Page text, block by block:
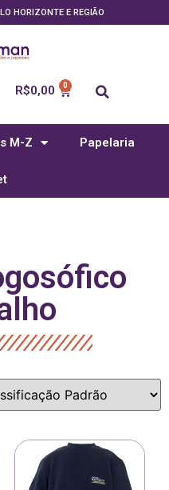
HORIZONTE E REGIÃO
R$0,00
M-Z Papelaria